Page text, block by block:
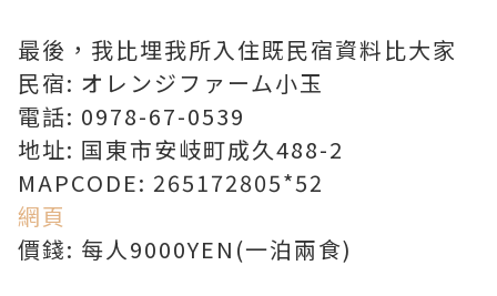
最後，我比埋我所入住既民宿資料比大家
民宿: オレンジファーム小玉
電話: 0978-67-0539
地址: 国東市安岐町成久488-2
MAPCODE: 265172805*52
網頁
價錢: 每人9000YEN(一泊兩食)